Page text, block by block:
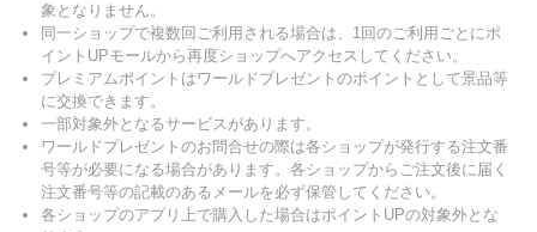
象となりません。
同一ショップで複数回ご利用される場合は、1回のご利用ごとにポ
イントUPモールから再度ショップへアクセスしてください。
プレミアムポイントはワールドプレゼントのポイントとして景品等
に交換できます。
一部対象外となるサービスがあります。
ワールドプレゼントのお問合せの際は各ショップが発行する注文番
号等が必要になる場合があります。各ショップからご注文後に届く
注文番号等の記載のあるメールを必ず保管してください。
各ショップのアプリ上で購入した場合はポイントUPの対象外とな